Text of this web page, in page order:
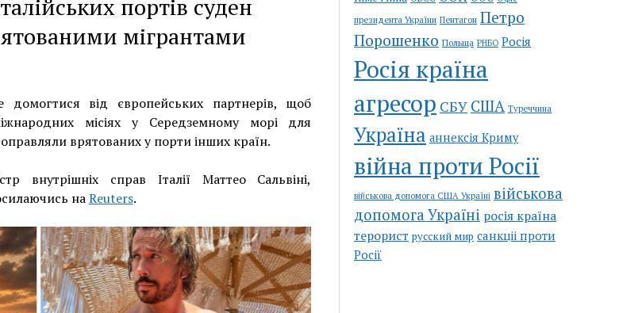
портів суден
мігрантами
домогтися від європейських партнерів, щоб
місіях у Середземному морі для
врятованих у порти інших країн.
внутрішніх справ Італії Маттео Сальвіні,
наReuters.
президента України Пентагон Петро
Порошенко Польща РНБО Росія
Росія країна
агресор СБУ США Туреччина
Україна аннексія Криму
війна проти Росії
військова допомога США Україні військова
допомога Україні росія країна
терорист русский мир санкціі проти
Росії